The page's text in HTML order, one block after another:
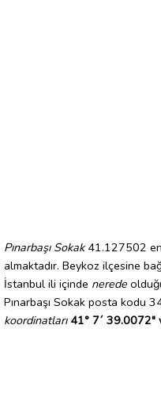
Pınarbaşı Sokak41.127502
almaktadır. Beykoz ilçesine
İstanbul ili içinde nerede
Pınarbaşı Sokak posta kodu
koordinatları 41° 7´ 39.0072"